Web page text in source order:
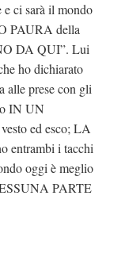
ci sarà il mondo
PAURA della
DA QUI”. Lui
ho dichiarato
prese con gli
IN UN
ed esco; LA
entrambi i tacchi
oggi è meglio
PARTE